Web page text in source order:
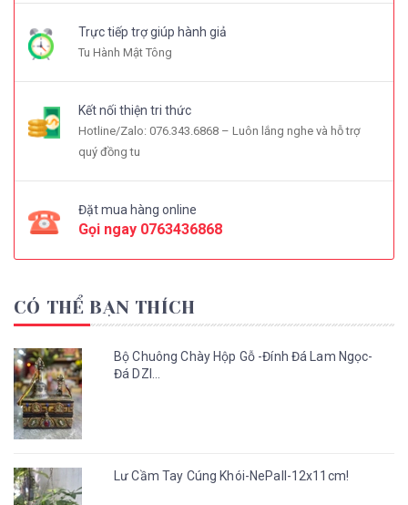
Trực tiếp trợ giúp hành giả
Tu Hành Mật Tông
Kết nối thiện tri thức
Hotline/Zalo: 076.343.6868 – Luôn lắng nghe và hỗ trợ
quý đồng tu
Đặt mua hàng online
Gọi ngay 0763436868
CÓ THỂ BẠN THÍCH
Bộ Chuông Chày Hộp Gỗ -Đính Đá Lam Ngọc-
Đá DZI...
Lư Cầm Tay Cúng Khói-NePall-12x11cm!